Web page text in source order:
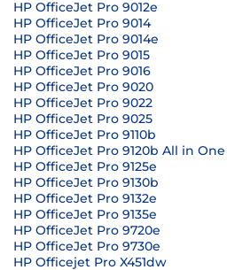
HP OfficeJet Pro 9012e
HP OfficeJet Pro 9014
HP OfficeJet Pro 9014e
HP OfficeJet Pro 9015
HP OfficeJet Pro 9016
HP OfficeJet Pro 9020
HP OfficeJet Pro 9022
HP OfficeJet Pro 9025
HP OfficeJet Pro 9110b
HP OfficeJet Pro 9120b All in One
HP OfficeJet Pro 9125e
HP OfficeJet Pro 9130b
HP OfficeJet Pro 9132e
HP OfficeJet Pro 9135e
HP OfficeJet Pro 9720e
HP OfficeJet Pro 9730e
HP Officejet Pro X451dw